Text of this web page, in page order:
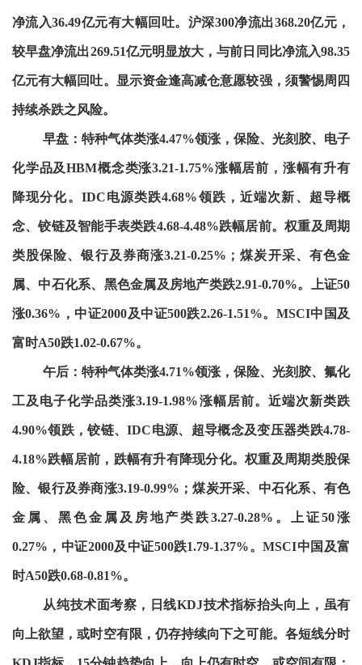
净流入36.49亿元有大幅回吐。沪深300净流出368.20亿元，
较早盘净流出269.51亿元明显放大，与前日同比净流入98.35
亿元有大幅回吐。显示资金逢高减仓意愿较强，须警惕周四
持续杀跌之风险。
早盘：特种气体类涨4.47%领涨，保险、光刻胶、电子
化学品及HBM概念类涨3.21-1.75%涨幅居前，涨幅有升有
降现分化。IDC电源类跌4.68%领跌，近端次新、超导概
念、铰链及智能手表类跌4.68-4.48%跌幅居前。权重及周期
类股保险、银行及券商涨3.21-0.25%；煤炭开采、有色金
属、中石化系、黑色金属及房地产类跌2.91-0.70%。上证50
涨0.36%，中证2000及中证500跌2.26-1.51%。MSCI中国及
富时A50跌1.02-0.67%。
午后：特种气体类涨4.71%领涨，保险、光刻胶、氟化
工及电子化学品类涨3.19-1.98%涨幅居前。近端次新类跌
4.90%领跌，铰链、IDC电源、超导概念及变压器类跌4.78-
4.18%跌幅居前，跌幅有升有降现分化。权重及周期类股保
险、银行及券商涨3.19-0.99%；煤炭开采、中石化系、有色
金属、黑色金属及房地产类跌3.27-0.28%。上证50涨
0.27%，中证2000及中证500跌1.79-1.37%。MSCI中国及富
时A50跌0.68-0.81%。
从纯技术面考察，日线KDJ技术指标抬头向上，虽有
向上欲望，或时空有限，仍存持续向下之可能。各短线分时